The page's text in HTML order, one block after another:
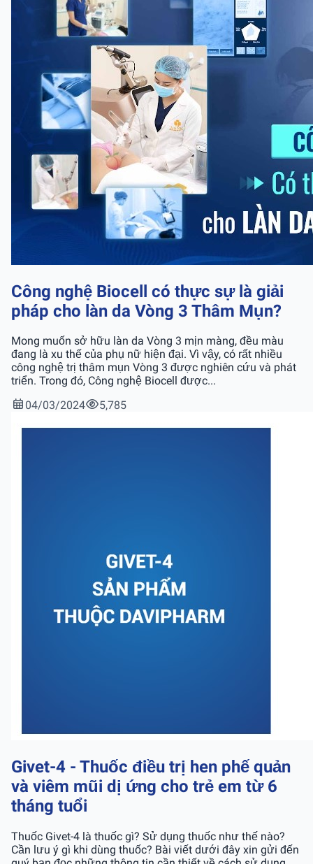
Công nghệ Biocell có thực sự là giải
pháp cho làn da Vòng 3 Thâm Mụn?
Mong muốn sở hữu làn da Vòng 3 mịn màng, đều màu
đang là xu thế của phụ nữ hiện đại. Vì vậy, có rất nhiều
công nghệ trị thâm mụn Vòng 3 được nghiên cứu và phát
triển. Trong đó, Công nghệ Biocell được...
04/03/2024
5,785
Givet-4 - Thuốc điều trị hen phế quản
và viêm mũi dị ứng cho trẻ em từ 6
tháng tuổi
Thuốc Givet-4 là thuốc gì? Sử dụng thuốc như thế nào?
Cần lưu ý gì khi dùng thuốc? Bài viết dưới đây xin gửi đến